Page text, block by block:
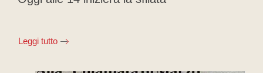
Leggi tutto